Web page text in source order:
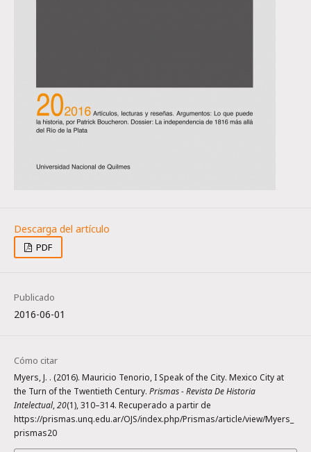
PDF
Publicado
2016-06-01
Cómo citar
Myers, J. . (2016). Mauricio Tenorio, I Speak of the City. Mexico City at
the Turn of the Twentieth Century. Prismas - Revista De Historia
Intelectual,20(1), 310–314. Recuperado a partir de
https://prismas.unq.edu.ar/OJS/index.php/Prismas/article/view/Myers_
prismas20